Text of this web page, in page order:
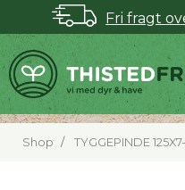
Fri fragt
Shop TYGGEPINDE